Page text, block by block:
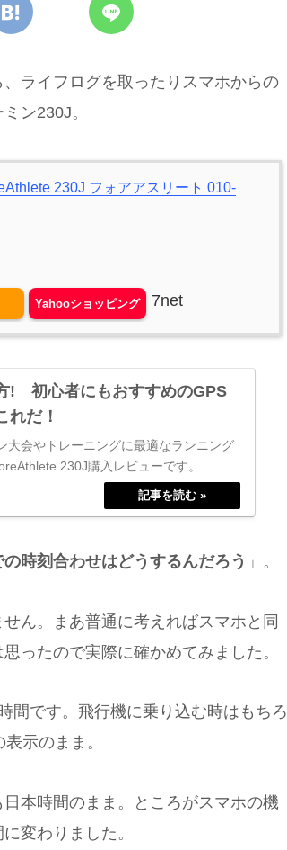
ライフログを取ったりスマホからの
ン230J。
230J フォアアスリート 010-
Yahooショッピング 7net
! 初心者にもおすすめのGPS
れだ！
大会やトレーニングに最適なランニング
230J購入レビューです。
2018.01.07
の時刻合わせはどうするんだろう 」。
ん。まあ普通に考えればスマホと同
ったので実際に確かめてみました。
間です。飛行機に乗り込む時はもちろ
示のまま。
本時間のまま。ところがスマホの機
変わりました。